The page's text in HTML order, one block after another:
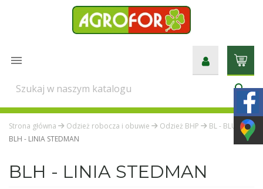

search
Strona główna Odzież robocza i obuwie Odzież BHP
BL - BLUZY
BLH - LINIA STEDMAN
BLH - LINIA STEDMAN